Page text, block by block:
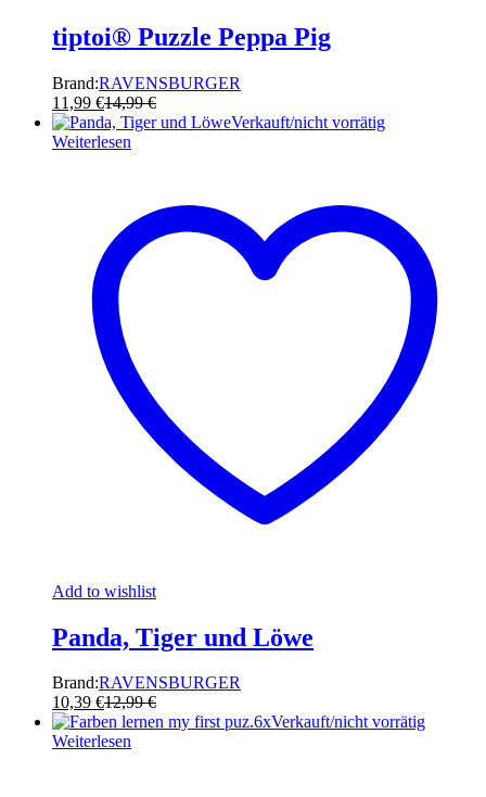
tiptoi® Puzzle Peppa Pig
Brand:RAVENSBURGER
11,99 €14,99€
Verkauft/nicht vorrätig
Weiterlesen
Add to wishlist
Panda, Tiger und Löwe
Brand:RAVENSBURGER
10,39 €12,99€
Verkauft/nicht vorrätig
Weiterlesen